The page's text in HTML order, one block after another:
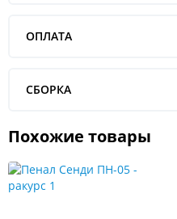
ОПЛАТА
СБОРКА
Похожие товары